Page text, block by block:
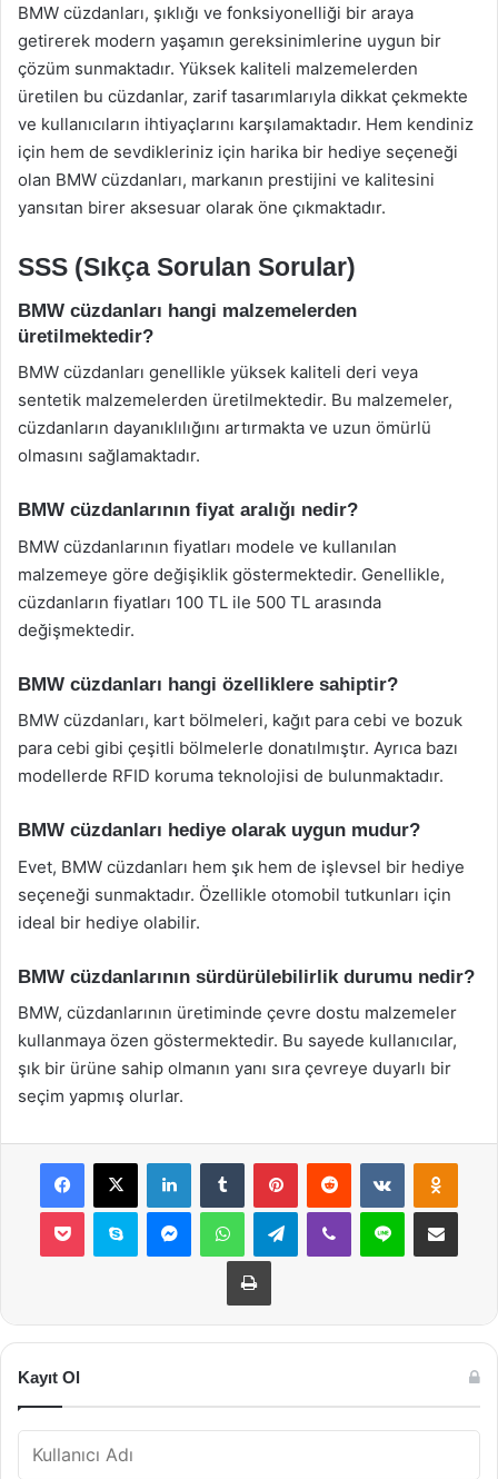
BMW cüzdanları, şıklığı ve fonksiyonelliği bir araya
getirerek modern yaşamın gereksinimlerine uygun bir
çözüm sunmaktadır. Yüksek kaliteli malzemelerden
üretilen bu cüzdanlar, zarif tasarımlarıyla dikkat çekmekte
ve kullanıcıların ihtiyaçlarını karşılamaktadır. Hem kendiniz
için hem de sevdikleriniz için harika bir hediye seçeneği
olan BMW cüzdanları, markanın prestijini ve kalitesini
yansıtan birer aksesuar olarak öne çıkmaktadır.
SSS (Sıkça Sorulan Sorular)
BMW cüzdanları hangi malzemelerden
üretilmektedir?
BMW cüzdanları genellikle yüksek kaliteli deri veya
sentetik malzemelerden üretilmektedir. Bu malzemeler,
cüzdanların dayanıklılığını artırmakta ve uzun ömürlü
olmasını sağlamaktadır.
BMW cüzdanlarının fiyat aralığı nedir?
BMW cüzdanlarının fiyatları modele ve kullanılan
malzemeye göre değişiklik göstermektedir. Genellikle,
cüzdanların fiyatları 100 TL ile 500 TL arasında
değişmektedir.
BMW cüzdanları hangi özelliklere sahiptir?
BMW cüzdanları, kart bölmeleri, kağıt para cebi ve bozuk
para cebi gibi çeşitli bölmelerle donatılmıştır. Ayrıca bazı
modellerde RFID koruma teknolojisi de bulunmaktadır.
BMW cüzdanları hediye olarak uygun mudur?
Evet, BMW cüzdanları hem şık hem de işlevsel bir hediye
seçeneği sunmaktadır. Özellikle otomobil tutkunları için
ideal bir hediye olabilir.
BMW cüzdanlarının sürdürülebilirlik durumu nedir?
BMW, cüzdanlarının üretiminde çevre dostu malzemeler
kullanmaya özen göstermektedir. Bu sayede kullanıcılar,
şık bir ürüne sahip olmanın yanı sıra çevreye duyarlı bir
seçim yapmış olurlar.
Facebook
X LinkedInTumblr PinterestReddit VKontakte
Pocket Skype MessengerWhatsAppTelegramViber Line E-Posta ile
Yazdır
Kayıt Ol